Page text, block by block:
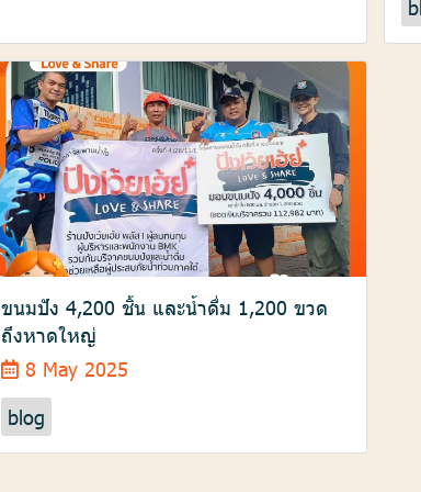
ขนมปัง 4,200 ชิ้น และน้ำดื่ม 1,200 ขวด
ถึงหาดใหญ่
8 May 2025
blog